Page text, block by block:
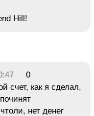
Hill!
0
счет, как я сделал,
нет денег